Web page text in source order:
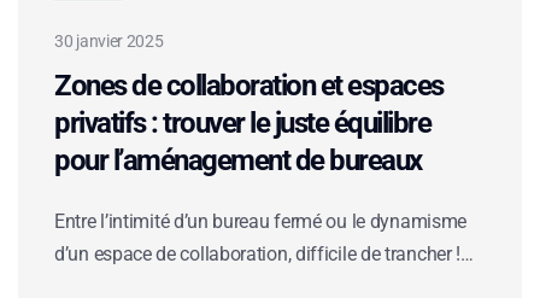
30 janvier 2025
Zones de collaboration et espaces
privatifs : trouver le juste équilibre
pour l’aménagement de bureaux
Entre l’intimité d’un bureau fermé ou le dynamisme
d’un espace de collaboration, difficile de trancher !…